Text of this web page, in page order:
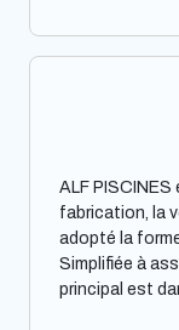
ALF
fabrication, la
adopté la
Simplifiée à
principal est